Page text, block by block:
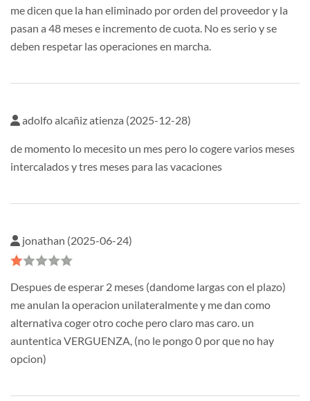
me dicen que la han eliminado por orden del proveedor y la
pasan a 48 meses e incremento de cuota. No es serio y se
deben respetar las operaciones en marcha.
adolfo alcañiz atienza (2025-12-28)
de momento lo mecesito un mes pero lo cogere varios meses
intercalados y tres meses para las vacaciones
jonathan (2025-06-24)
Despues de esperar 2 meses (dandome largas con el plazo)
me anulan la operacion unilateralmente y me dan como
alternativa coger otro coche pero claro mas caro. un
auntentica VERGUENZA, (no le pongo 0 por que no hay
opcion)